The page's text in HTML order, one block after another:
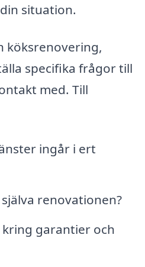
situation.
köksrenovering,
specifika frågor till
med. Till
ingår i ert
renovationen?
kring garantier och